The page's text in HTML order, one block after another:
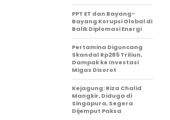
PPT ET dan Bayang-
Bayang Korupsi Global di
Balik Diplomasi Energi
Pertamina Diguncang
Skandal Rp285 Triliun,
Dampak ke Investasi
Migas Disorot
Kejagung: Riza Chalid
Mangkir, Diduga di
Singapura, Segera
Dijemput Paksa